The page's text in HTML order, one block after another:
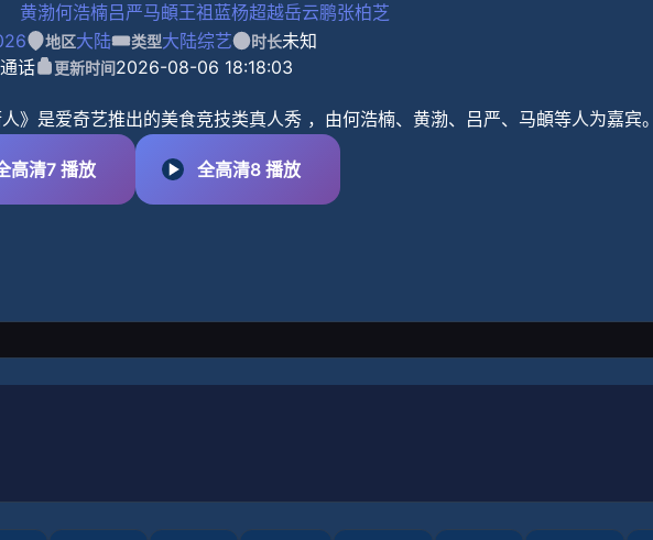
黄渤何浩楠吕严马頔王祖蓝杨超越岳云鹏张柏芝
地区大陆 类型大陆综艺 时长未知
话 更新时间2026-08-06 18:18:03
人》是爱奇艺推出的美食竞技类真人秀 ，由何浩楠、黄渤、吕严、马頔等人为嘉宾。
高清7 播放 全高清8 播放